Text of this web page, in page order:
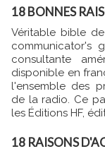
18 BONNES
Véritable bible de la radio, "Beyond Powerful Radio - A
communicator's
consultante
disponible en
l'ensemble des
de la radio. Ce
les Éditions HF,
18 RAISONS